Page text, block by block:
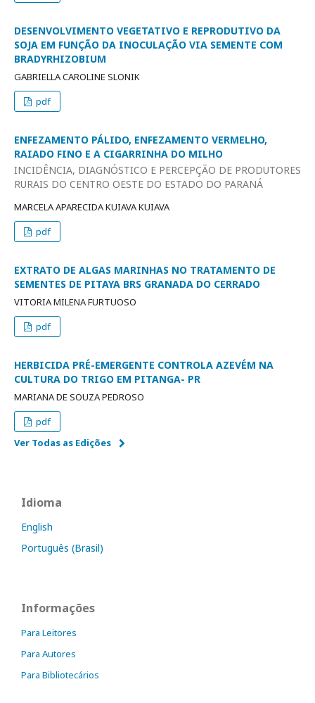
DESENVOLVIMENTO VEGETATIVO E REPRODUTIVO DA
SOJA EM FUNÇÃO DA INOCULAÇÃO VIA SEMENTE COM
BRADYRHIZOBIUM
GABRIELLA CAROLINE SLONIK
pdf
ENFEZAMENTO PÁLIDO, ENFEZAMENTO VERMELHO,
RAIADO FINO E A CIGARRINHA DO MILHO
INCIDÊNCIA, DIAGNÓSTICO E PERCEPÇÃO DE PRODUTORES
RURAIS DO CENTRO OESTE DO ESTADO DO PARANÁ
MARCELA APARECIDA KUIAVA KUIAVA
pdf
EXTRATO DE ALGAS MARINHAS NO TRATAMENTO DE
SEMENTES DE PITAYA BRS GRANADA DO CERRADO
VITORIA MILENA FURTUOSO
pdf
HERBICIDA PRÉ-EMERGENTE CONTROLA AZEVÉM NA
CULTURA DO TRIGO EM PITANGA- PR
MARIANA DE SOUZA PEDROSO
pdf
Ver Todas as Edições
Idioma
English
Português (Brasil)
Informações
Para Leitores
Para Autores
Para Bibliotecários